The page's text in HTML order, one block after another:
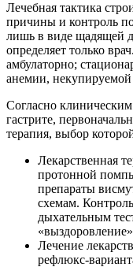
Лечебная тактика
причины и контроль
лишь в виде щадящей
определяет только
амбулаторно;
анемии, некупируемой
Согласно
гастрите,
терапия, выбор
Лекарственная
протонной
препараты
схемам.
дыхательным
Лечение
рефлюкс-